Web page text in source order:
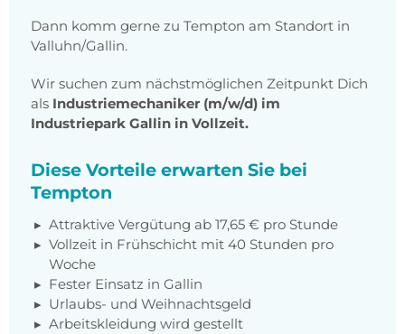
Dann komm gerne zu Tempton am Standort in
Valluhn/Gallin.
Wir suchen zum nächstmöglichen Zeitpunkt Dich
als Industriemechaniker (m/w/d) im
Industriepark Gallin in Vollzeit.
Diese Vorteile erwarten Sie bei
Tempton
Attraktive Vergütung ab 17,65 € pro Stunde
Vollzeit in Frühschicht mit 40 Stunden pro
Woche
Fester Einsatz in Gallin
Urlaubs- und Weihnachtsgeld
Arbeitskleidung wird gestellt